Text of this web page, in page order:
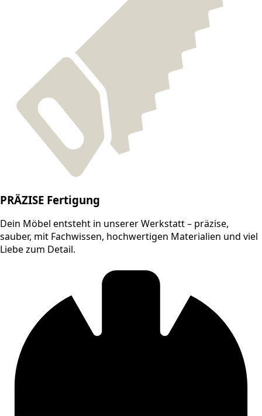
PRÄZISE Fertigung
Dein Möbel entsteht in unserer Werkstatt – präzise,
sauber, mit Fachwissen, hochwertigen Materialien und viel
Liebe zum Detail.